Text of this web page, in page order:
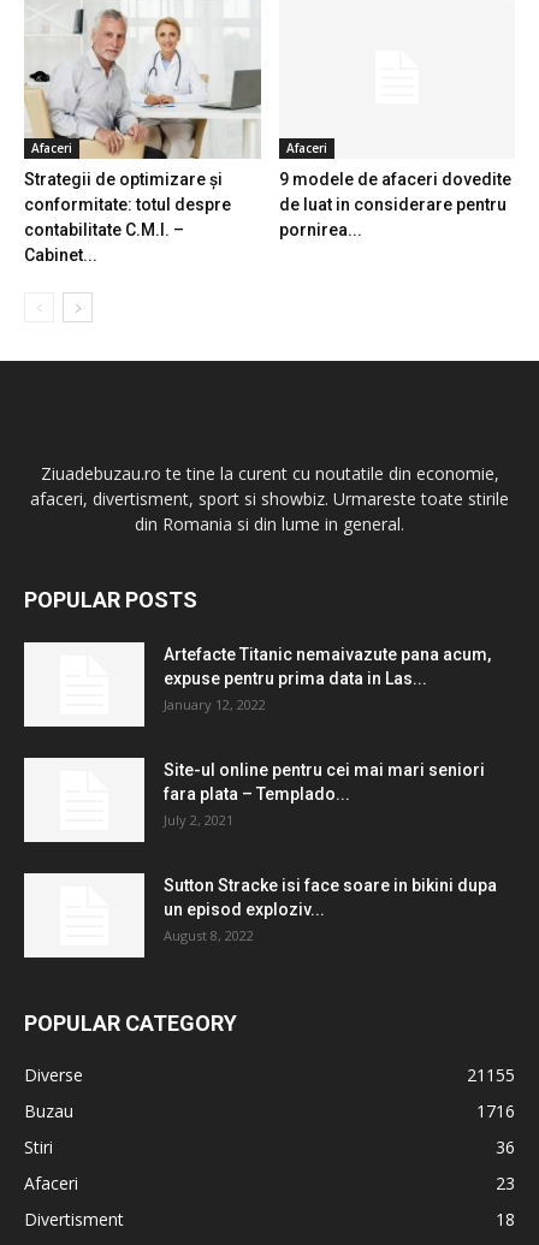
Afaceri
Strategii de optimizare și
conformitate: totul despre
contabilitate C.M.I. –
Cabinet...
Afaceri
9 modele de afaceri dovedite
de luat in considerare pentru
pornirea...
Ziuadebuzau.ro te tine la curent cu noutatile din economie,
afaceri, divertisment, sport si showbiz. Urmareste toate stirile
din Romania si din lume in general.
POPULAR POSTS
Artefacte Titanic nemaivazute pana acum,
expuse pentru prima data in Las...
January 12, 2022
Site-ul online pentru cei mai mari seniori
fara plata – Templado...
July 2, 2021
Sutton Stracke isi face soare in bikini dupa
un episod exploziv...
August 8, 2022
POPULAR CATEGORY
Diverse
21155
Buzau
1716
Stiri
36
Afaceri
23
Divertisment
18